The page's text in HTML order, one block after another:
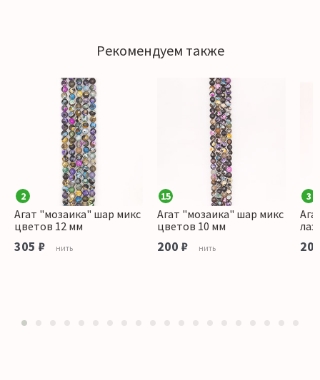
Рекомендуем также
2
Агат "мозаика" шар микс
цветов 12 мм
305 ₽ нить
15
Агат "мозаика" шар микс
цветов 10 мм
200 ₽ нить
3